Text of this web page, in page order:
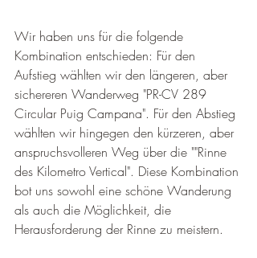
Wir haben uns für die folgende
Kombination entschieden: Für den
Aufstieg wählten wir den längeren, aber
sichereren Wanderweg "PR-CV 289
Circular Puig Campana". Für den Abstieg
wählten wir hingegen den kürzeren, aber
anspruchsvolleren Weg über die ""Rinne
des Kilometro Vertical". Diese Kombination
bot uns sowohl eine schöne Wanderung
als auch die Möglichkeit, die
Herausforderung der Rinne zu meistern.